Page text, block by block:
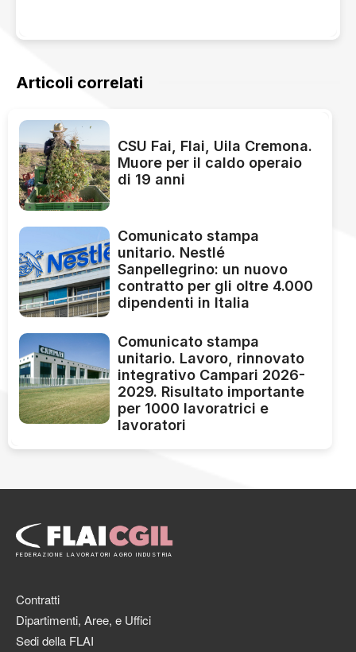
Articoli correlati
CSU Fai, Flai, Uila Cremona.
Muore per il caldo operaio
di 19 anni
Comunicato stampa
unitario. Nestlé
Sanpellegrino: un nuovo
contratto per gli oltre 4.000
dipendenti in Italia
Comunicato stampa
unitario. Lavoro, rinnovato
integrativo Campari 2026-
2029. Risultato importante
per 1000 lavoratrici e
lavoratori
FEDERAZIONE LAVORATORI AGRO INDUSTRIA
Contratti
Dipartimenti, Aree, e Uffici
Sedi della FLAI